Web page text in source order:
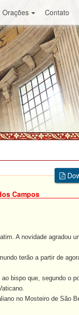
Orações Contato
Campos
A novidade agradou
terão a partir de
bispo que, segundo o
no Mosteiro de São